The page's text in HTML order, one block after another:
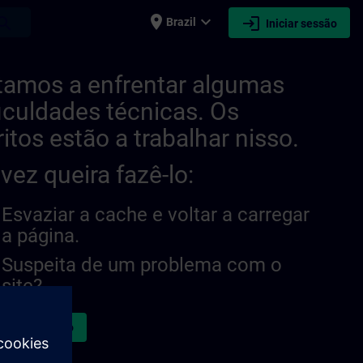
place Brazil expand_more login Iniciar sessão
a enfrentar algumas
técnicas. Os
estão a trabalhar nisso.
queira fazê-lo:
Esvaziar a cache e voltar a carregar
a página.
Suspeita de um problema com o
site?
a questão